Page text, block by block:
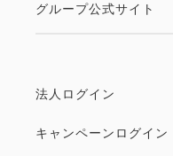
グループ公式サイト
法人ログイン
キャンペーンログイン